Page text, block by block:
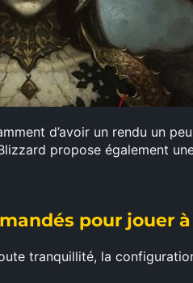
d’avoir un rendu un
propose également
pour jouer à
tranquillité, la